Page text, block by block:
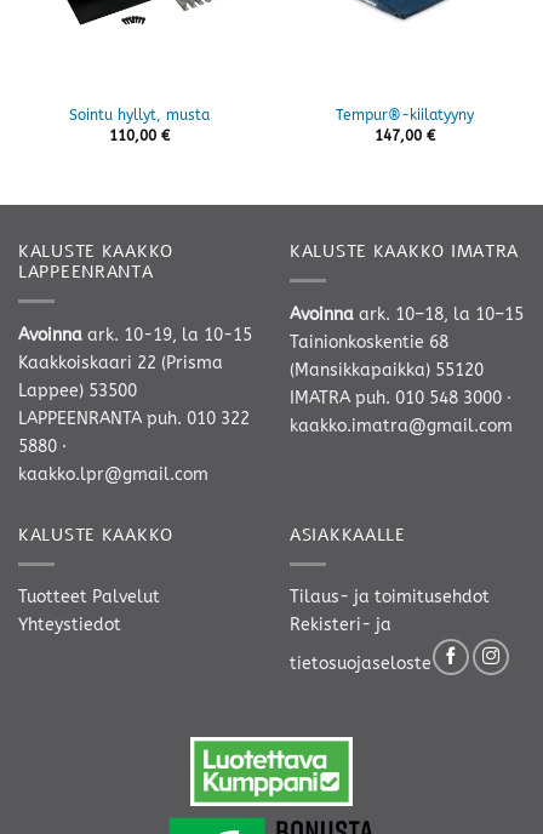
Sointu hyllyt, musta
110,00 €
Tempur®-kiilatyyny
147,00 €
KALUSTE KAAKKO
LAPPEENRANTA
Avoinna ark. 10-19, la 10-15
Kaakkoiskaari 22 (Prisma
Lappee) 53500
LAPPEENRANTA puh. 010 322
5880 ·
kaakko.lpr@gmail.com
KALUSTE KAAKKO IMATRA
Avoinna ark. 10–18, la 10–15
Tainionkoskentie 68
(Mansikkapaikka) 55120
IMATRA puh. 010 548 3000 ·
kaakko.imatra@gmail.com
KALUSTE KAAKKO
Tuotteet Palvelut
Yhteystiedot
ASIAKKAALLE
Tilaus- ja toimitusehdot
Rekisteri- ja
tietosuojaseloste